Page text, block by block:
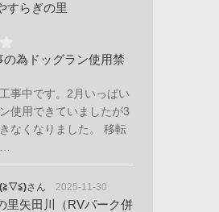
すらぎの里
為ドッグラン使用禁
事中です。2月いっぱい
使用できていましたが3
なくなりました。 移転
(≧▽≦)さん 2025-11-30
里矢田川（RVパーク併